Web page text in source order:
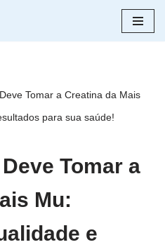
Tomar a Creatina da Mais
para sua saúde!
Tomar a
Mu:
e